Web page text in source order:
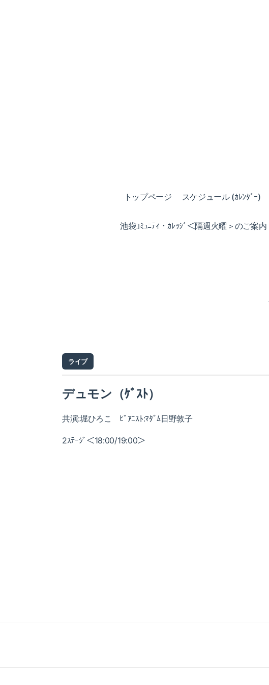
トップページ スケジュール (ｶﾚﾝﾀﾞｰ)
池袋ｺﾐｭﾆﾃｨ・ｶﾚｯｼﾞ＜隔週火曜＞のご案内
ライブ
デュモン（ｹﾞｽﾄ）
共演:堀ひろこ ﾋﾟｱﾆｽﾄ:ﾏﾀﾞﾑ日野敦子
2ｽﾃｰｼﾞ＜18:00/19:00＞